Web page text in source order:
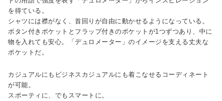
を得ている。
シャツには襟がなく、首回りが自由に動かせるようになっている。
ボタン付きポケットとフラップ付きのポケットが1つずつあり、中に
物を入れても安心。「デュロメーター」のイメージを支える丈夫な
ポケットだ。
カジュアルにもビジネスカジュアルにも着こなせるコーディネート
が可能。
スポーティに、でもスマートに。